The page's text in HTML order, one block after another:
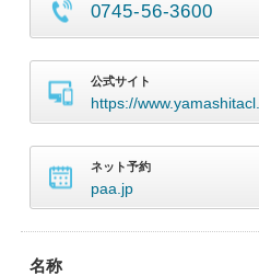
0745-56-3600
公式サイト
https://
ネット予約
paa.jp
名称